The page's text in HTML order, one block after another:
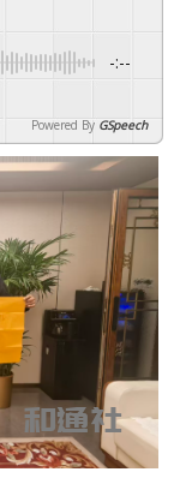
-:--
Powered By GSpeech